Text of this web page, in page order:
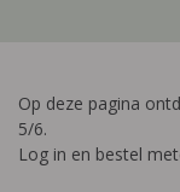
Op deze pagina
5/6.
Log in en bestel